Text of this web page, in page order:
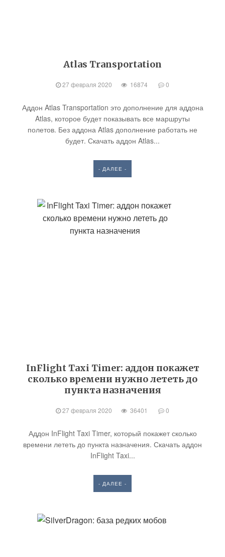
Atlas Transportation
27 февраля 2020 16874 0
Аддон Atlas Transportation это дополнение для аддона
Atlas, которое будет показывать все маршруты
полетов. Без аддона Atlas дополнение работать не
будет. Скачать аддон Atlas...
- ДАЛЕЕ -
InFlight Taxi Timer: аддон покажет
сколько времени нужно лететь до
пункта назначения
27 февраля 2020 36401 0
Аддон InFlight Taxi Timer, который покажет сколько
времени лететь до пункта назначения. Скачать аддон
InFlight Taxi...
- ДАЛЕЕ -